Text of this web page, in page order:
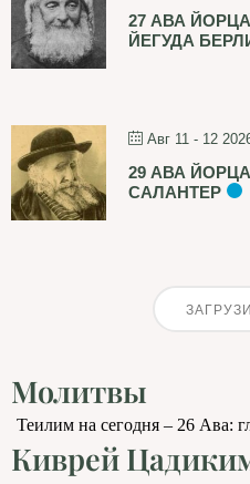
27 АВА
ЙЕГУДА
Авг 11 - 12
29 АВА
САЛАНТЕР
Молитвы
Киврей